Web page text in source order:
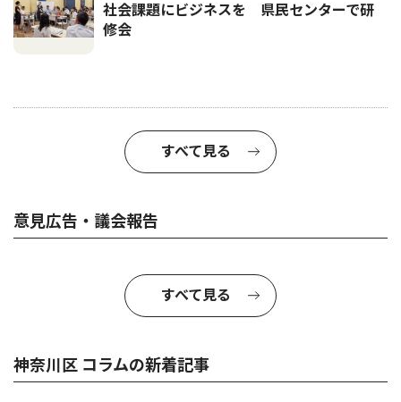
社会課題にビジネスを 県民センターで研
修会
すべて見る
意見広告・議会報告
すべて見る
神奈川区 コラムの新着記事